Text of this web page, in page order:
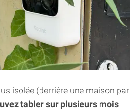
isolée (derrière une maison par
tabler sur plusieurs mois